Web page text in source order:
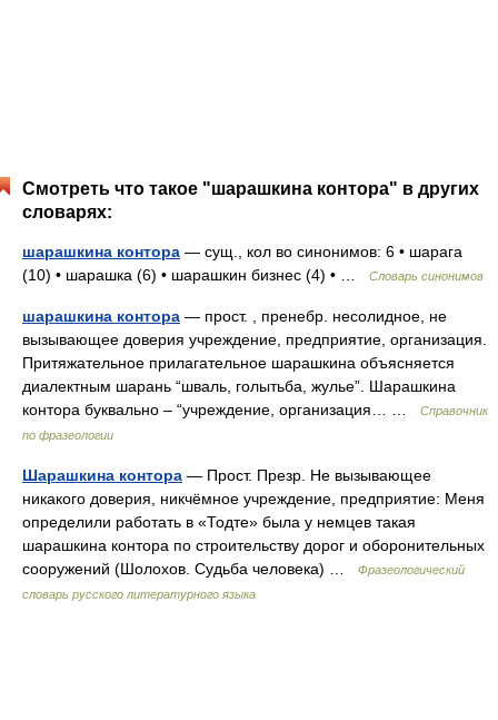
Смотреть что такое "шарашкина контора" в других
словарях:
шарашкина контора — сущ., кол во синонимов: 6 • шарага
(10) • шарашка (6) • шарашкин бизнес (4) • …
Словарь синонимов
шарашкина контора — прост. , пренебр. несолидное, не
вызывающее доверия учреждение, предприятие, организация.
Притяжательное прилагательное шарашкина объясняется
диалектным шарань “шваль, голытьба, жулье”. Шарашкина
контора буквально – “учреждение, организация… …
Справочник
по фразеологии
Шарашкина контора — Прост. Презр. Не вызывающее
никакого доверия, никчёмное учреждение, предприятие: Меня
определили работать в «Тодте» была у немцев такая
шарашкина контора по строительству дорог и оборонительных
сооружений (Шолохов. Судьба человека) …
Фразеологический
словарь русского литературного языка